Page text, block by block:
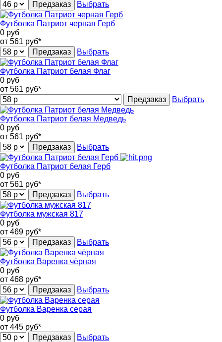
Предзаказ Выбрать
Футболка Патриот черная Герб
0 руб
от 561 руб*
Предзаказ
Выбрать
Футболка Патриот белая Флаг
0 руб
от 561 руб*
Предзаказ
Выбрать
Футболка Патриот белая Медведь
0 руб
от 561 руб*
Предзаказ
Выбрать
Футболка Патриот белая Герб
0 руб
от 561 руб*
Предзаказ
Выбрать
Футболка мужская 817
0 руб
от 469 руб*
Предзаказ
Выбрать
Футболка Варенка чёрная
0 руб
от 468 руб*
Предзаказ
Выбрать
Футболка Варенка серая
0 руб
от 445 руб*
Предзаказ
Выбрать